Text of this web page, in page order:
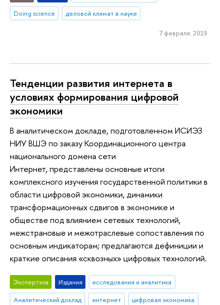
Doing science
деловой климат в науке
7 февраля 2019
Тенденции развития интернета в
условиях формирования цифровой
экономики
В аналитическом докладе, подготовленном ИСИЭЗ
НИУ ВШЭ по заказу Координационного центра
национального домена сети
Интернет, представлены основные итоги
комплексного изучения государственной политики в
области цифровой экономики, динамики
трансформационных сдвигов в экономике и
обществе под влиянием сетевых технологий,
межстрановые и межотраслевые сопоставления по
основным индикаторам; предлагаются дефиниции и
краткие описания «сквозных» цифровых технологий.
Экспертиза Издания
исследования и аналитика
Аналитический доклад
интернет цифровая экономика